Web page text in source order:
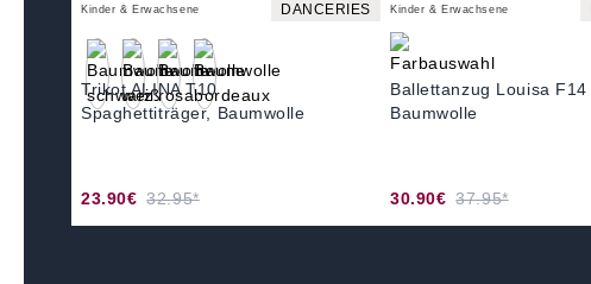
Kinder & Erwachsene DANCERIES
Trikot ALINA T10
Spaghettiträger, Baumwolle
23.90€ 32.95*
Kinder & Erwachsene
Ballettanzug Louisa F14
Baumwolle
30.90€ 37.95*